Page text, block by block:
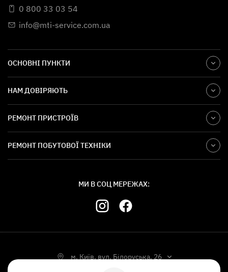
0 800 33 03 54
info@mti-service.com.ua
ОСНОВНІ ПУНКТИ
НАМ ДОВІРЯЮТЬ
РЕМОНТ ПРИСТРОЇВ
РЕМОНТ ПОБУТОВОЇ ТЕХНІКИ
МИ В СОЦ МЕРЕЖАХ:
м. Київ, вул. Білоруська, 26